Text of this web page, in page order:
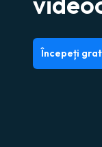
Începeți